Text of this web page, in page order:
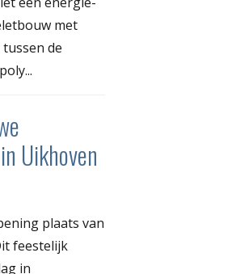
met
de
Uikhoven
plaats van
feestelijk
in